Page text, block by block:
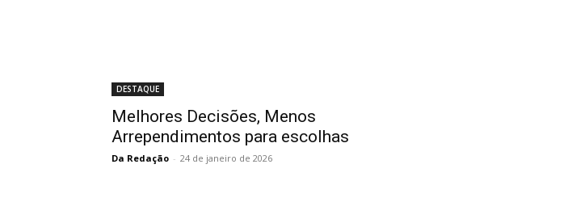
DESTAQUE
Melhores Decisões, Menos
Arrependimentos para escolhas
Da Redação - 24 de janeiro de 2026